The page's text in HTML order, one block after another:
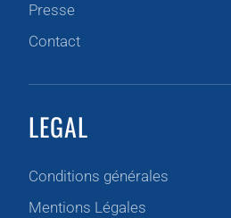
Presse
Contact
LEGAL
Conditions générales
Mentions Légales